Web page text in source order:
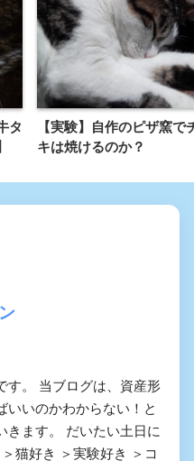
タ
【実験】自作のピザ窯で
キは焼けるのか？
す。 当ブログは、資産形
いいのかわからない！と
きます。 だいたい土日に
猫好き ＞実験好き ＞コ